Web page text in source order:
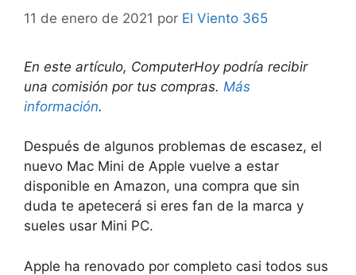
11 de enero de 2021 por El Viento 365
En este artículo, ComputerHoy podría recibir
una comisión por tus compras. Más
información.
Después de algunos problemas de escasez, el
nuevo Mac Mini de Apple vuelve a estar
disponible en Amazon, una compra que sin
duda te apetecerá si eres fan de la marca y
sueles usar Mini PC.
Apple ha renovado por completo casi todos sus